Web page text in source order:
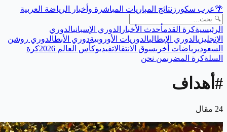
🌴عرب سكورز نتائج المباريات المباشرة وأخبار الرياضة العربية
الرئيسيةكرة القدمأحدث الأخبار الدوري الإسبانيالدوري
الإنجليزيالدوري الإيطاليالدوريات الأوروبيةدوري الأبطالدوري روشن
السعوديرياضات أخرىسوق الانتقالاتفيديوكأس العالم 2026
كرة
السلةكرة المضربمن نحن
# أهداف
24 مقال